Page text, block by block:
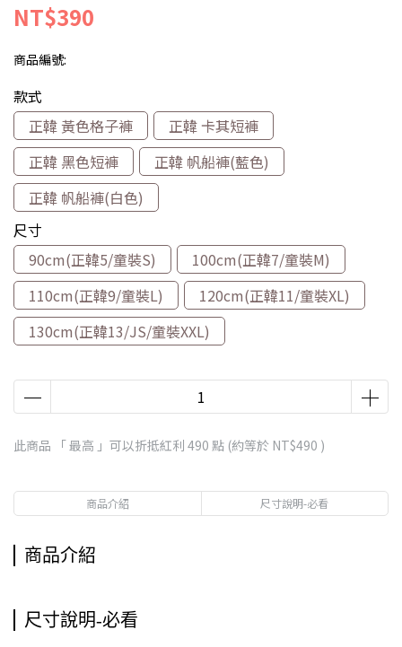
NT$390
商品編號:
款式
正韓 黃色格子褲
正韓 卡其短褲
正韓 黑色短褲
正韓 帆船褲(藍色)
正韓 帆船褲(白色)
尺寸
90cm(正韓5/童裝S)
100cm(正韓7/童裝M)
110cm(正韓9/童裝L)
120cm(正韓11/童裝XL)
130cm(正韓13/JS/童裝XXL)
此商品 「 最高 」可以折抵紅利 490 點 (約等於 NT$490 )
商品介紹 尺寸說明-必看
商品介紹
尺寸說明-必看